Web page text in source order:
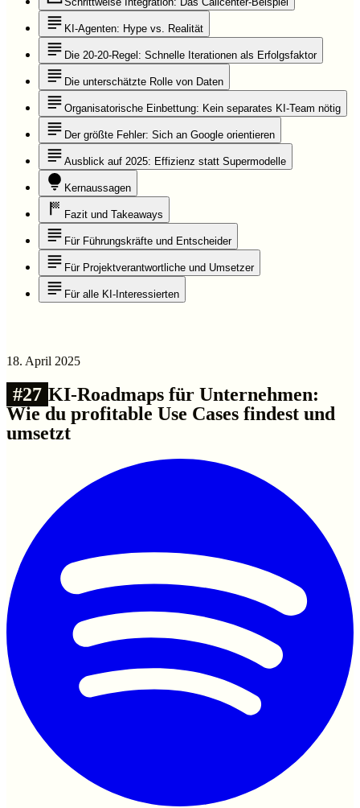
KI-Agenten: Hype vs. Realität
Die 20-20-Regel: Schnelle Iterationen als Erfolgsfaktor
Die unterschätzte Rolle von Daten
Organisatorische Einbettung: Kein separates KI-Team nötig
Der größte Fehler: Sich an Google orientieren
Ausblick auf 2025: Effizienz statt Supermodelle
Kernaussagen
Fazit und Takeaways
Für Führungskräfte und Entscheider
Für Projektverantwortliche und Umsetzer
Für alle KI-Interessierten
18. April 2025
#27 KI-Roadmaps für Unternehmen:
Wie du profitable Use Cases findest und
umsetzt